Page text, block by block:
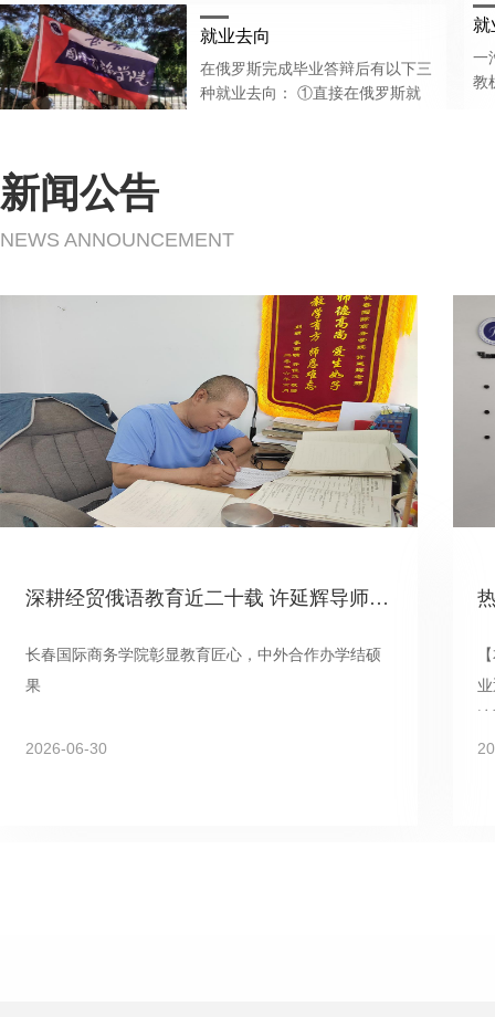
指导小组 组长：赵君御 成员：刘
春雨、张世洋、李求实、盛中林
学院就业办公室 办公室主任：王
玉田 成员：刘春雨、张世洋、李
就业去向
在俄罗斯完成毕业答辩后有以下三
种就业去向： ①直接在俄罗斯就
公认，国家承认，国内、国际通
就
一
教
新闻公告
NEWS ANNOUNCEMENT
深耕经贸俄语教育近二十载 许延辉导师获毕业学子携手“表白”
长春国际商务学院彰显教育匠心，中外合作办学结硕
果
2026-06-30